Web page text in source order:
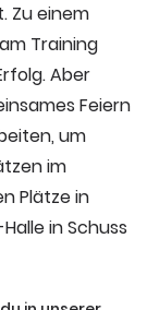
Zu einem
Training
Aber
Feiern
um
im
Plätze in
in Schuss